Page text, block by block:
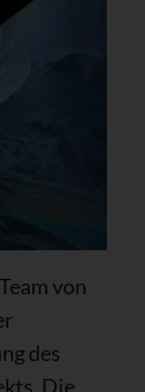
von
des
Die